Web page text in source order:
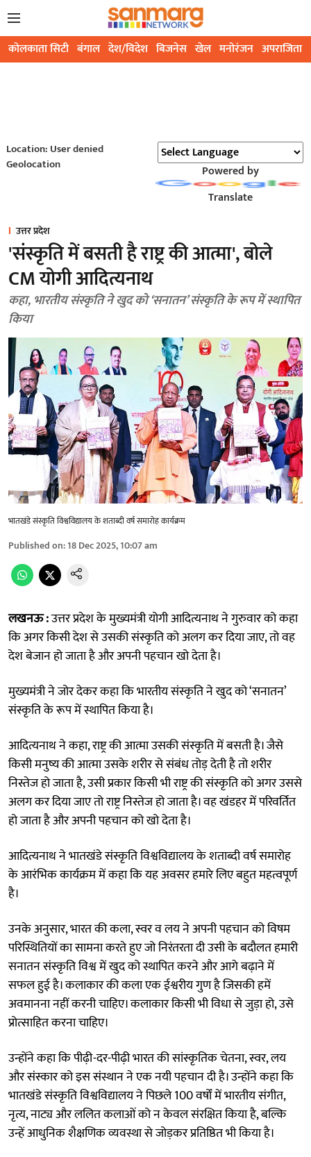
कोलकाता सिटी बंगाल देश/विदेश बिजनेस खेल मनोरंजन अपराजिता
Location: User denied
Geolocation
Powered by
Translate
उत्तर प्रदेश
'संस्कृति में बसती है राष्ट्र की आत्मा', बोले
CM योगी आदित्यनाथ
कहा, भारतीय संस्कृति ने खुद को ‘सनातन’ संस्कृति के रूप में स्थापित
किया
भातखंडे संस्कृति विश्वविद्यालय के शताब्दी वर्ष समारोह कार्यक्रम
Published on:18 Dec 2025, 10:07 am
लखनऊ :उत्तर प्रदेश के मुख्यमंत्री योगी आदित्यनाथ ने गुरुवार को कहा
कि अगर किसी देश से उसकी संस्कृति को अलग कर दिया जाए, तो वह
देश बेजान हो जाता है और अपनी पहचान खो देता है।
मुख्यमंत्री ने जोर देकर कहा कि भारतीय संस्कृति ने खुद को ‘सनातन’
संस्कृति के रूप में स्थापित किया है।
आदित्यनाथ ने कहा, राष्ट्र की आत्मा उसकी संस्कृति में बसती है। जैसे
किसी मनुष्य की आत्मा उसके शरीर से संबंध तोड़ देती है तो शरीर
निस्तेज हो जाता है, उसी प्रकार किसी भी राष्ट्र की संस्कृति को अगर उससे
अलग कर दिया जाए तो राष्ट्र निस्तेज हो जाता है। वह खंडहर में परिवर्तित
हो जाता है और अपनी पहचान को खो देता है।
आदित्यनाथ ने भातखंडे संस्कृति विश्वविद्यालय के शताब्दी वर्ष समारोह
के आरंभिक कार्यक्रम में कहा कि यह अवसर हमारे लिए बहुत महत्वपूर्ण
है।
उनके अनुसार, भारत की कला, स्वर व लय ने अपनी पहचान को विषम
परिस्थितियों का सामना करते हुए जो निरंतरता दी उसी के बदौलत हमारी
सनातन संस्कृति विश्व में खुद को स्थापित करने और आगे बढ़ाने में
सफल हुई है। कलाकार की कला एक ईश्वरीय गुण है जिसकी हमें
अवमानना नहीं करनी चाहिए। कलाकार किसी भी विधा से जुड़ा हो, उसे
प्रोत्साहित करना चाहिए।
उन्होंने कहा कि पीढ़ी-दर-पीढ़ी भारत की सांस्कृतिक चेतना, स्वर, लय
और संस्कार को इस संस्थान ने एक नयी पहचान दी है। उन्होंने कहा कि
भातखंडे संस्कृति विश्वविद्यालय ने पिछले 100 वर्षों में भारतीय संगीत,
नृत्य, नाट्य और ललित कलाओं को न केवल संरक्षित किया है, बल्कि
उन्हें आधुनिक शैक्षणिक व्यवस्था से जोड़कर प्रतिष्ठित भी किया है।